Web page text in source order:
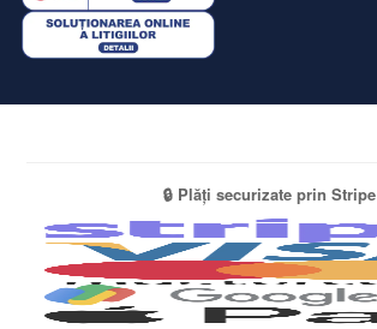
🔒 Plăți securizate prin Stripe